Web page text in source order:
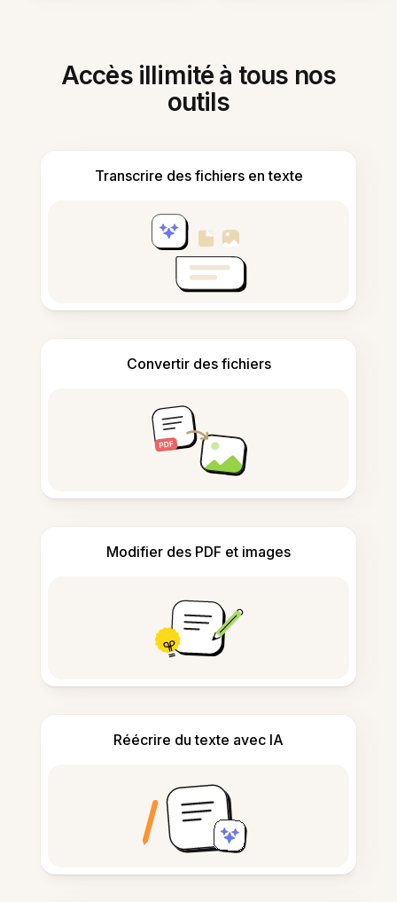
Accès illimité à tous nos
outils
Transcrire des fichiers en texte
Convertir des fichiers
Modifier des PDF et images
Réécrire du texte avec IA